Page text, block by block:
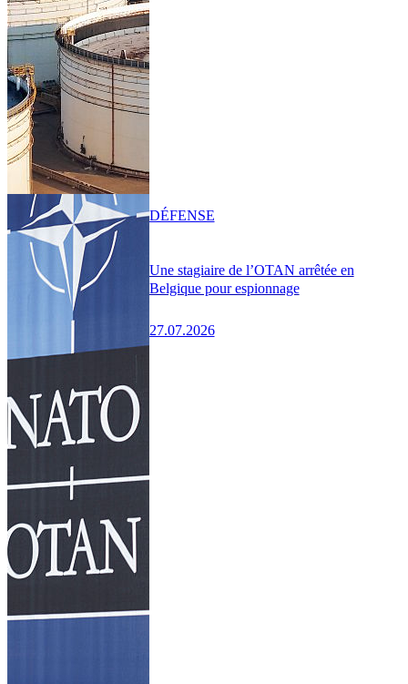
Une stagiaire de l’OTAN arrêtée en
Belgique pour espionnage
27.07.2026
DÉFENSE